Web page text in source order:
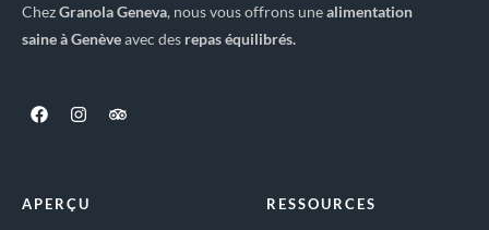
ChezGranola Geneva, nous vous offrons unealimentation
saine à Genèveavec des repas équilibrés.
APERÇU RESSOURCES